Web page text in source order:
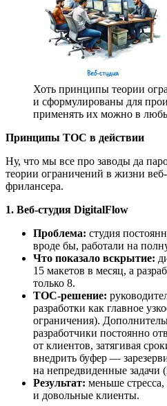
Хоть принципы теории
и сформулированы для
применять их можно в
Принципы ТОС в действии
Ну, что мы все про заводы да
теории ограничений в жизни
фрилансера.
1. Веб-студия DigitalFlow
Проблема: студия
вроде бы, работали на
Что показало вскрытие:
15 макетов в месяц, а
только 8.
ТОС-решение:
разработки как главное
ограничения).
разработчики постоянно
от клиентов, затягивая
внедрить буфер —
на непредвиденные задачи
Результат: меньше
и довольные клиенты.